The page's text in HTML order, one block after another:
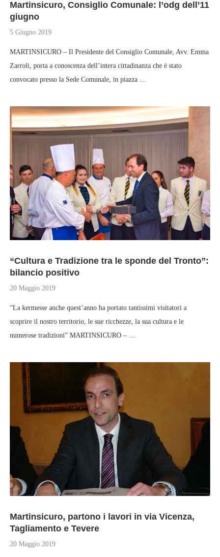
Martinsicuro, Consiglio Comunale: l’odg dell’11
giugno
5 Giugno 2019
MARTINSICURO – Il Presidente del Consiglio Comunale, Avv. Emma
Zarroli, porta a conoscenza dell’intera cittadinanza che è stato
convocato presso la Sede Comunale, in piazza …
“Cultura e Tradizione tra le sponde del Tronto”:
bilancio positivo
20 Maggio 2019
“La kermesse anche quest’anno ha portato tantissimi visitatori a
scoprire il nostro territorio, le sue ricchezze, la sua cultura e le
numerose tradizioni” MARTINSICURO – …
Martinsicuro, partono i lavori in via Vicenza,
Tagliamento e Tevere
20 Maggio 2019